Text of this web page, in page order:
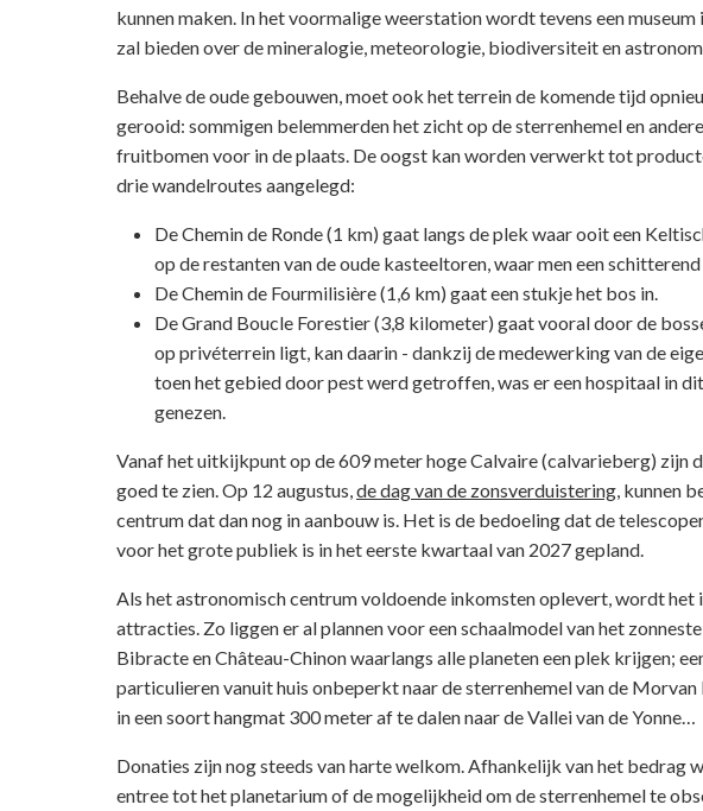
kunnen maken. In het voormalige weerstation wordt tevens een
zal bieden over de mineralogie, meteorologie, biodiversiteit en
Behalve de oude gebouwen, moet ook het terrein de komende tijd
gerooid: sommigen belemmerden het zicht op de sterrenhemel en
fruitbomen voor in de plaats. De oogst kan worden verwerkt tot
drie wandelroutes aangelegd:
De Chemin de Ronde (1 km) gaat langs de plek waar ooit een
op de restanten van de oude kasteeltoren, waar men een
De Chemin de Fourmilisière (1,6 km) gaat een stukje het bos in.
De Grand Boucle Forestier (3,8 kilometer) gaat vooral door de
op privéterrein ligt, kan daarin - dankzij de medewerking van de
toen het gebied door pest werd getroffen, was er een hospitaal in
genezen.
Vanaf het uitkijkpunt op de 609 meter hoge Calvaire (calvarieberg) zijn
goed te zien. Op 12 augustus,de dag van de zonsverduistering, kunnen
centrum dat dan nog in aanbouw is. Het is de bedoeling dat de
voor het grote publiek is in het eerste kwartaal van 2027 gepland.
Als het astronomisch centrum voldoende inkomsten oplevert, wordt
attracties. Zo liggen er al plannen voor een schaalmodel van het
Bibracte en Château-Chinon waarlangs alle planeten een plek krijgen;
particulieren vanuit huis onbeperkt naar de sterrenhemel van de
in een soort hangmat 300 meter af te dalen naar de Vallei van de Yonne…
Donaties zijn nog steeds van harte welkom. Afhankelijk van het bedrag
entree tot het planetarium of de mogelijkheid om de sterrenhemel te